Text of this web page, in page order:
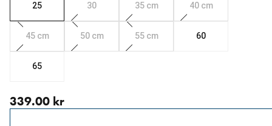
25 30 35 cm 40 cm
45 cm 50 cm 55 cm 60
65
339.00 kr